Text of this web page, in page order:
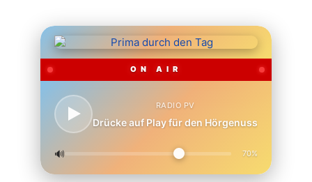
ON AIR
RADIO PV
Drücke auf Play für den Hörgenuss
🔊 70%
MUSIKWUNSCH
KONTAKT